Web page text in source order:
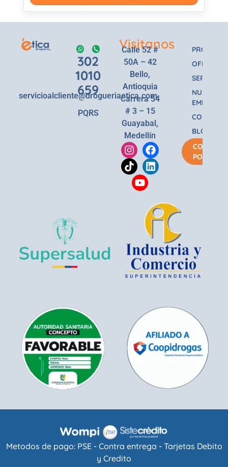
302
1010
659
servicioalcliente@drogueriaetica.com
PQRS
Visitanos
Calle 52 #
50A – 42
Bello,
Antioquia
Carrera 54
# 3 – 15
Guayabal,
Medellín
OFERTAS
SERVICIOS
NUESTRA
EMPRESA
BLOG
COMPRA
POR
Metodos de pago: PSE - Contra entrega - Tarjetas Debito
y Credito